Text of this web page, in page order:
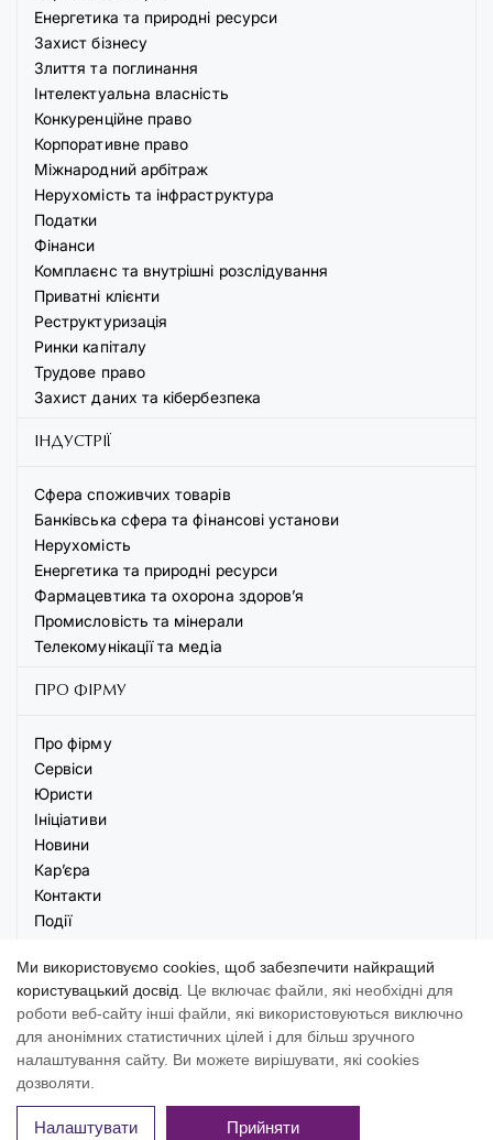
Енергетика та природні ресурси
Захист бізнесу
Злиття та поглинання
Інтелектуальна власність
Конкуренційне право
Корпоративне право
Міжнародний арбітраж
Нерухомість та інфраструктура
Податки
Фінанси
Комплаєнс та внутрішні розслідування
Приватні клієнти
Реструктуризація
Ринки капіталу
Трудове право
Захист даних та кібербезпека
ІНДУСТРІЇ
Сфера споживчих товарів
Банківська сфера та фінансові установи
Нерухомість
Енергетика та природні ресурси
Фармацевтика та охорона здоров’я
Промисловість та мінерали
Телекомунікації та медіа
ПРО ФІРМУ
Про фірму
Сервіси
Юристи
Ініціативи
Новини
Кар’єра
Контакти
Події
© 2026 AVELLUM. Всі права захищені
Умови
використання
конфіденційності
cookies
Ми використовуємо cookies, щоб забезпечити найкращий
користувацький досвід.
Це включає файли, які необхідні для
роботи веб-сайту інші файли, які використовуються виключно
для анонімних статистичних цілей і для більш зручного
налаштування сайту. Ви можете вирішувати, які cookies
дозволяти.
Прийняти
Налаштувати